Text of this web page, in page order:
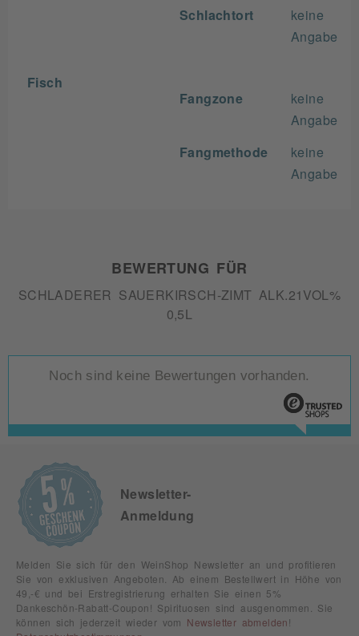
Schlachtort
keine
Angabe
Fisch
Fangzone
keine
Angabe
Fangmethode
keine
Angabe
BEWERTUNG FÜR
SCHLADERER SAUERKIRSCH-ZIMT ALK.21VOL%
0,5L
Noch sind keine Bewertungen vorhanden.
Newsletter-
Anmeldung
Melden Sie sich für den WeinShop Newsletter an und profitieren
Sie von exklusiven Angeboten. Ab einem Bestellwert in Höhe von
49,-€ und bei Erstregistrierung erhalten Sie einen 5%
Dankeschön-Rabatt-Coupon! Spirituosen sind ausgenommen. Sie
können sich jederzeit wieder vom Newsletter abmelden !